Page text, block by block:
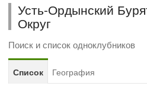
Сервисы и услуги
Новости
Усть-Ордынский
Округ
Поиск и список одноклубников
Список География